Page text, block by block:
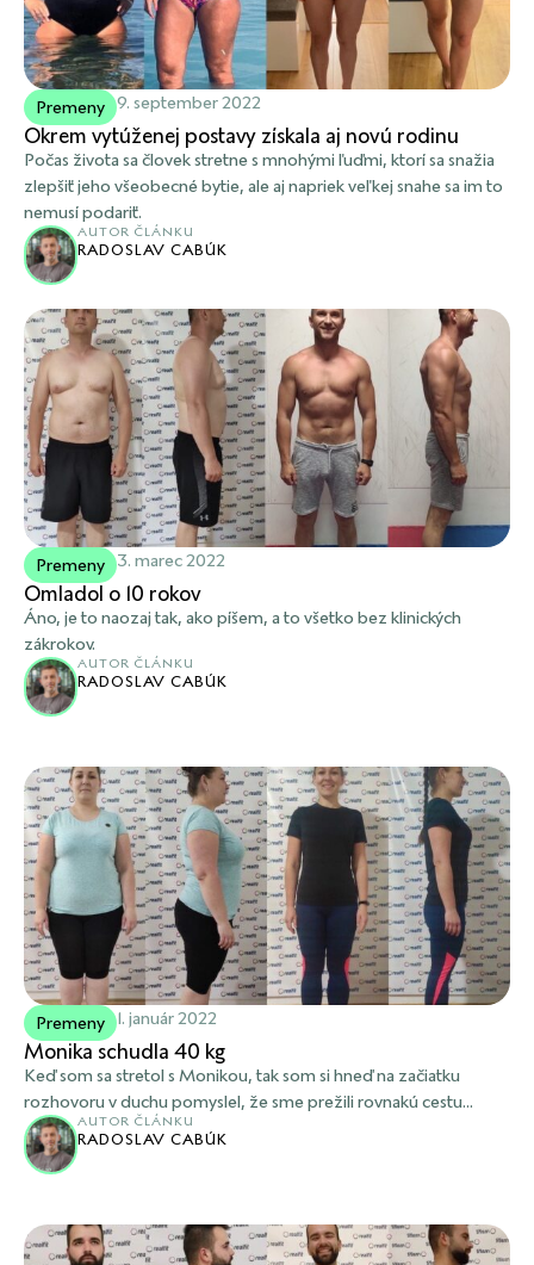
Premeny 9. september 2022
Okrem vytúženej postavy získala aj novú rodinu
Počas života sa človek stretne s mnohými ľuďmi, ktorí sa snažia
zlepšiť jeho všeobecné bytie, ale aj napriek veľkej snahe sa im to
nemusí podariť.
AUTOR ČLÁNKU
RADOSLAV CABÚK
Premeny 3. marec 2022
Omladol o 10 rokov
Áno, je to naozaj tak, ako píšem, a to všetko bez klinických
zákrokov.
AUTOR ČLÁNKU
RADOSLAV CABÚK
Premeny 1. január 2022
Monika schudla 40 kg
Keď som sa stretol s Monikou, tak som si hneď na začiatku
rozhovoru v duchu pomyslel, že sme prežili rovnakú cestu...
AUTOR ČLÁNKU
RADOSLAV CABÚK